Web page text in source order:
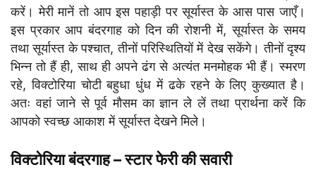
करें। मेरी मानें तो आप इस पहाड़ी पर सूर्यास्त के आस पास जाएँ।
इस प्रकार आप बंदरगाह को दिन की रोशनी में, सूर्यास्त के समय
तथा सूर्यास्त के पश्चात, तीनों परिस्थितियों में देख सकेंगे। तीनों दृश्य
भिन्न तो हैं ही, साथ ही अपने ढंग से अत्यंत मनमोहक भी हैं। स्मरण
रहे, विक्टोरिया चोटी बहुधा धुंध में ढके रहने के लिए कुख्यात है।
अतः वहां जाने से पूर्व मौसम का ज्ञान ले लें तथा प्रार्थना करें कि
आपको स्वच्छ आकाश में सूर्यास्त देखने मिले।
विक्टोरिया बंदरगाह – स्टार फेरी की सवारी